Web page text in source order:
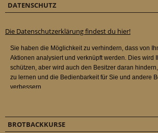
DATENSCHUTZ
Die Datenschutzerklärung findest du hier!
BROTBACKKURSE